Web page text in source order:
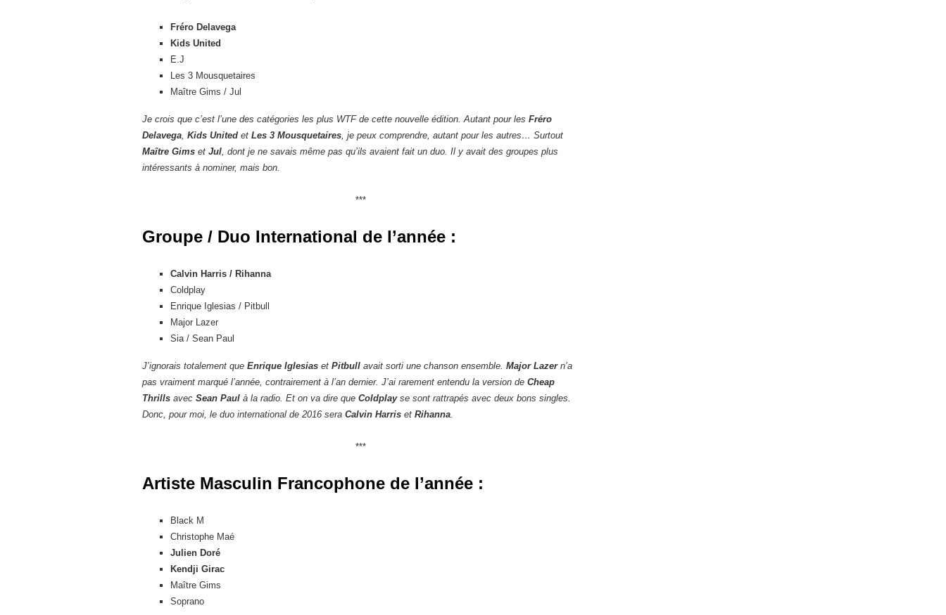
Fréro Delavega
Kids United
E.J
Les 3 Mousquetaires
Maître Gims / Jul
Je crois que c’est l’une des catégories les plus WTF de cette nouvelle édition. Autant pour les Fréro
Delavega Kids United et Les 3 Mousquetaires , je peux comprendre, autant pour les autres… Surtout
Maître Gims et Jul , dont je ne savais même pas qu’ils avaient fait un duo. Il y avait des groupes plus
intéressants à nominer, mais bon.
***
Groupe / Duo International de l’année :
Calvin Harris / Rihanna
Coldplay
Enrique Iglesias / Pitbull
Major Lazer
Sia / Sean Paul
J’ignorais totalement que Enrique Iglesias et Pitbull avait sorti une chanson ensemble. Major Lazern’a
pas vraiment marqué l’année, contrairement à l’an dernier. J’ai rarement entendu la version de Cheap
Thrills avec Sean Paul à la radio. Et on va dire que Coldplayse sont rattrapés avec deux bons singles.
Donc, pour moi, le duo international de 2016 sera Calvin Harris et Rihanna
***
Artiste Masculin Francophone de l’année :
Black M
Christophe Maé
Julien Doré
Kendji Girac
Maître Gims
Soprano